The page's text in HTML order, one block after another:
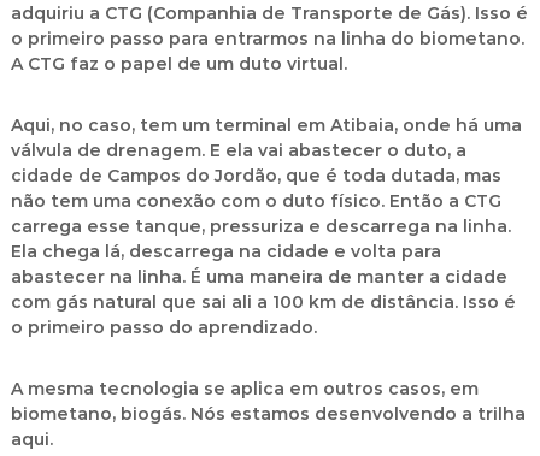
adquiriu a CTG (Companhia de Transporte de Gás). Isso é
o primeiro passo para entrarmos na linha do biometano.
A CTG faz o papel de um duto virtual.
Aqui, no caso, tem um terminal em Atibaia, onde há uma
válvula de drenagem. E ela vai abastecer o duto, a
cidade de Campos do Jordão, que é toda dutada, mas
não tem uma conexão com o duto físico. Então a CTG
carrega esse tanque, pressuriza e descarrega na linha.
Ela chega lá, descarrega na cidade e volta para
abastecer na linha. É uma maneira de manter a cidade
com gás natural que sai ali a 100 km de distância. Isso é
o primeiro passo do aprendizado.
A mesma tecnologia se aplica em outros casos, em
biometano, biogás. Nós estamos desenvolvendo a trilha
aqui.